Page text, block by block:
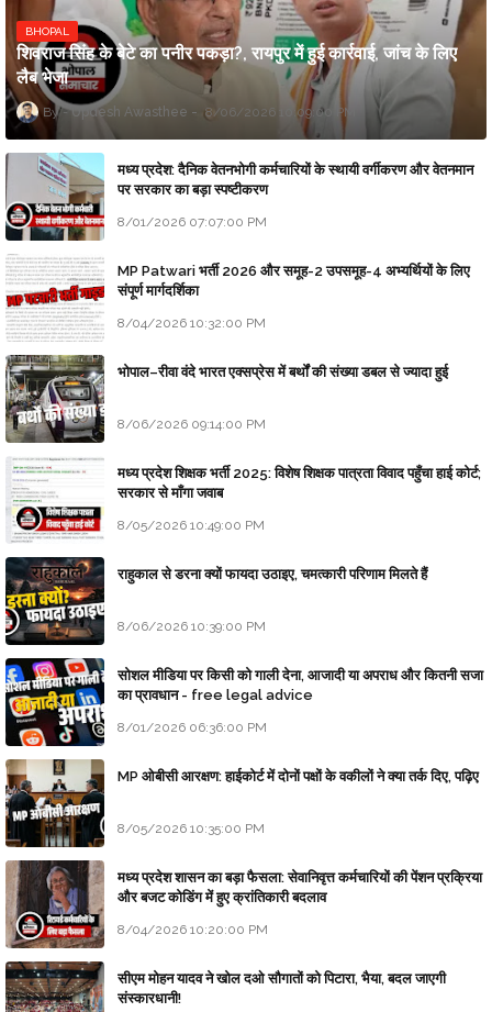
BHOPAL
शिवराज सिंह के बेटे का पनीर पकड़ा?, रायपुर में हुई कार्रवाई, जांच के लिए
लैब भेजा
Updesh Awasthee 8/06/2026 10:09:00 PM
मध्य प्रदेश: दैनिक वेतनभोगी कर्मचारियों के स्थायी वर्गीकरण और वेतनमान
पर सरकार का बड़ा स्पष्टीकरण
8/01/2026 07:07:00 PM
MP Patwari भर्ती 2026 और समूह-2 उपसमूह-4 अभ्यर्थियों के लिए
संपूर्ण मार्गदर्शिका
8/04/2026 10:32:00 PM
भोपाल–रीवा वंदे भारत एक्सप्रेस में बर्थों की संख्या डबल से ज्यादा हुई
8/06/2026 09:14:00 PM
मध्य प्रदेश शिक्षक भर्ती 2025: विशेष शिक्षक पात्रता विवाद पहुँचा हाई कोर्ट;
सरकार से माँगा जवाब
8/05/2026 10:49:00 PM
राहुकाल से डरना क्यों फायदा उठाइए, चमत्कारी परिणाम मिलते हैं
8/06/2026 10:39:00 PM
सोशल मीडिया पर किसी को गाली देना, आजादी या अपराध और कितनी सजा
का प्रावधान - free legal advice
8/01/2026 06:36:00 PM
MP ओबीसी आरक्षण: हाईकोर्ट में दोनों पक्षों के वकीलों ने क्या तर्क दिए, पढ़िए
8/05/2026 10:35:00 PM
मध्य प्रदेश शासन का बड़ा फैसला: सेवानिवृत्त कर्मचारियों की पेंशन प्रक्रिया
और बजट कोडिंग में हुए क्रांतिकारी बदलाव
8/04/2026 10:20:00 PM
सीएम मोहन यादव ने खोल दओ सौगातों को पिटारा, भैया, बदल जाएगी
संस्कारधानी!